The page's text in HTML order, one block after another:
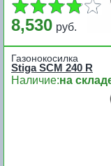
8,530 руб.
Газонокосилка
Stiga SCM 240 R
Наличие:на